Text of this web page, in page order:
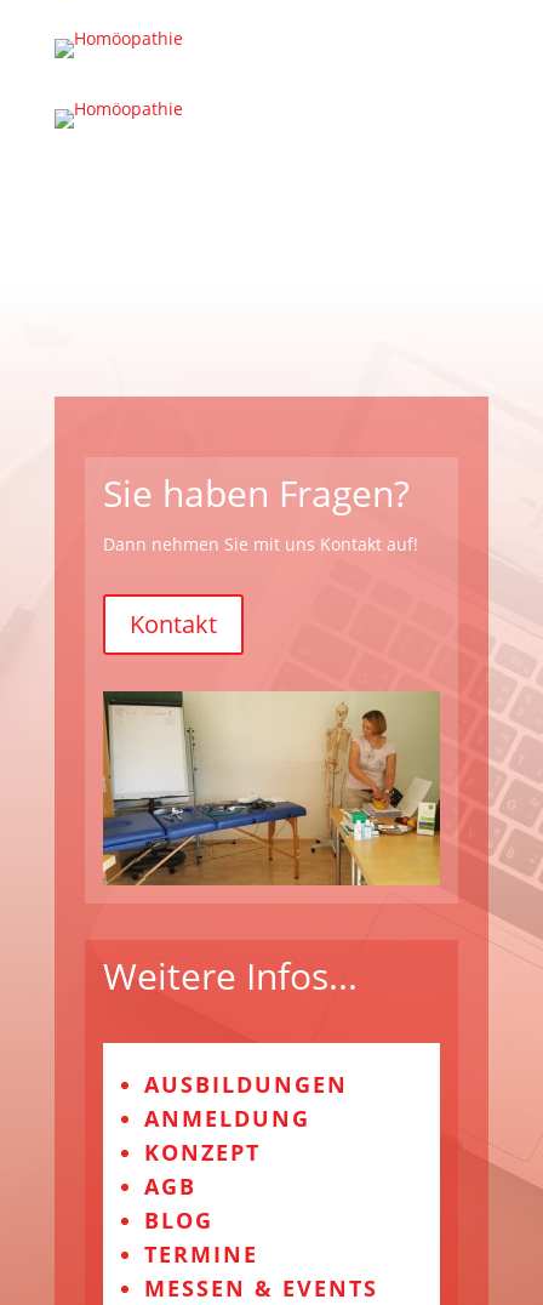
Sie haben Fragen?
Dann nehmen Sie mit uns Kontakt auf!
Kontakt
Weitere Infos...
AUSBILDUNGEN
ANMELDUNG
KONZEPT
AGB
BLOG
TERMINE
MESSEN & EVENTS